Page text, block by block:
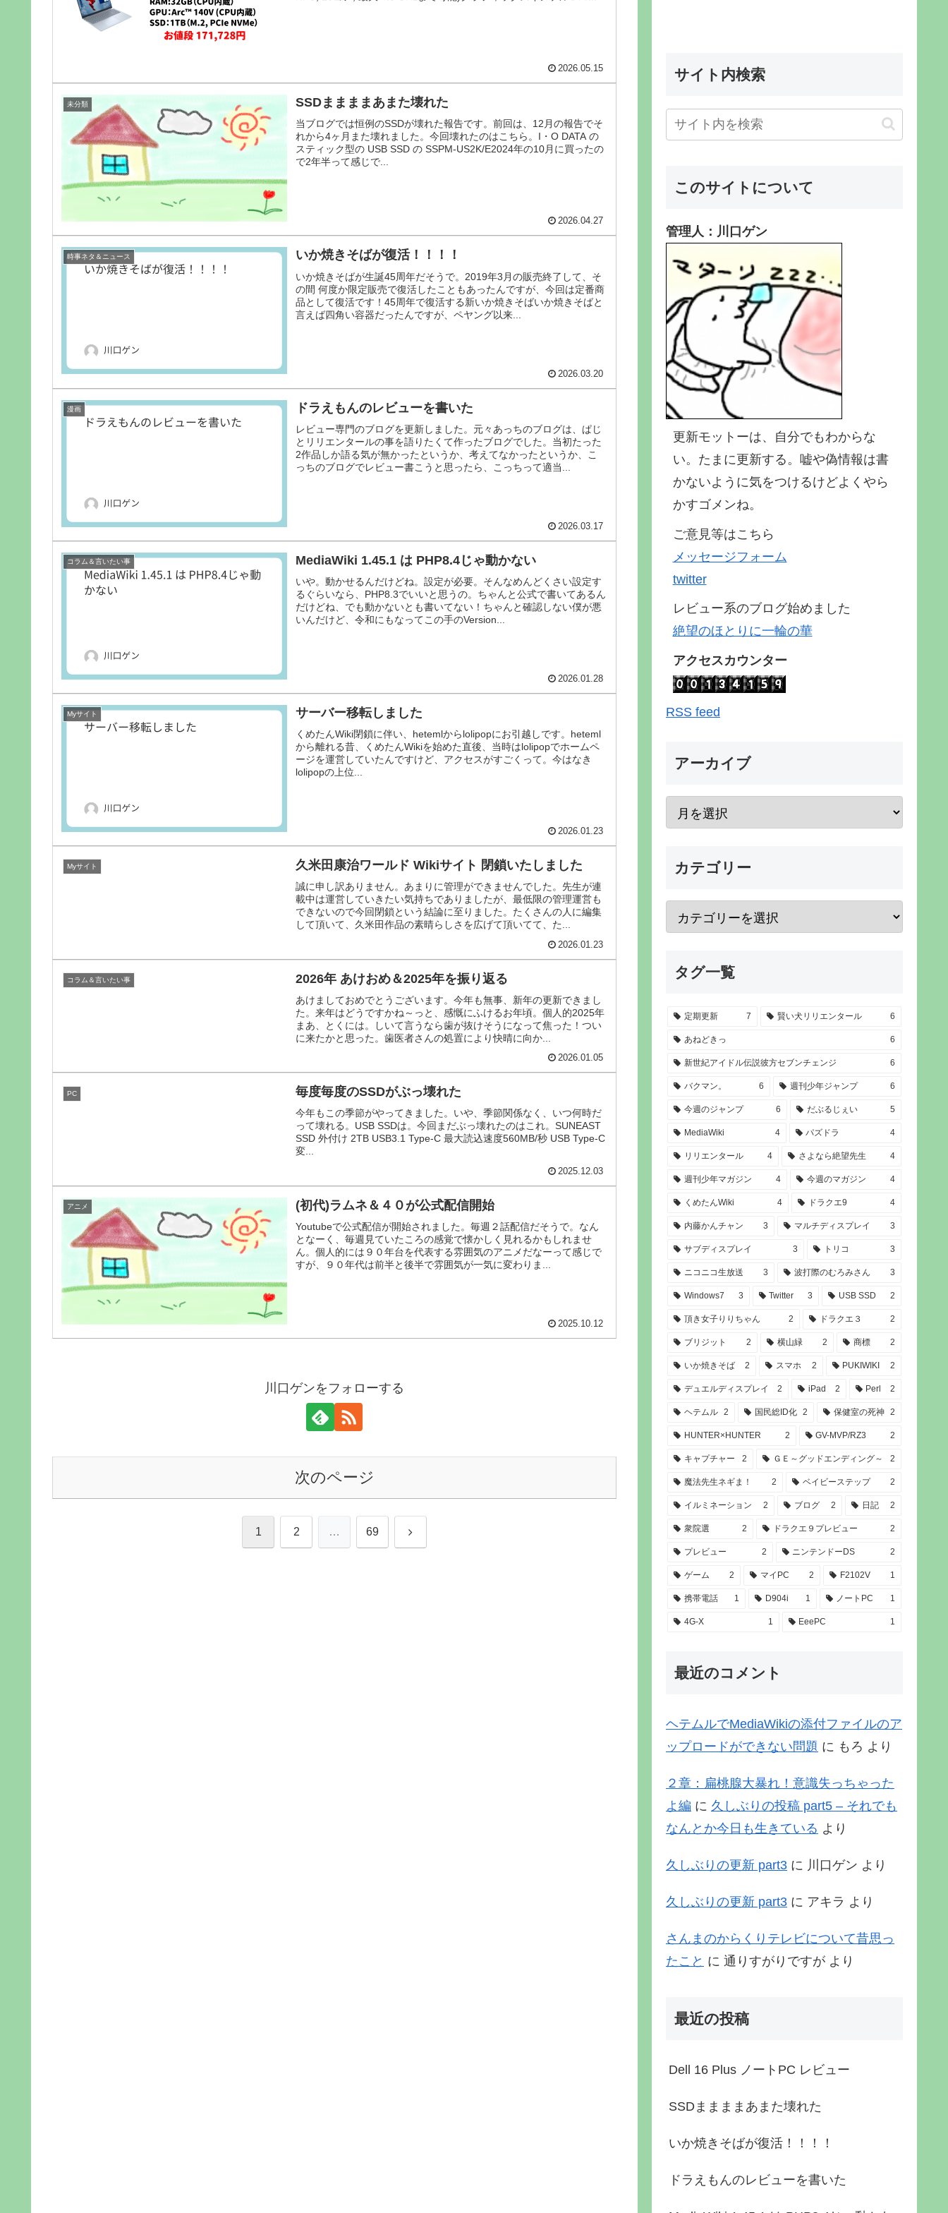
2026.05.15
未分類 SSDままままあまた壊れた
当ブログでは恒例のSSDが壊れた報告です。前回は、12月の報告でそ
れから4ヶ月また壊れました。今回壊れたのはこちら。I・O DATA の
スティック型の USB SSD の SSPM-US2K/E2024年の10月に買ったの
で2年半って感じで...
2026.04.27
時事ネタ＆ニュース いか焼きそばが復活！！！！
いか焼きそばが生誕45周年だそうで。2019年3月の販売終了して、そ
の間 何度か限定販売で復活したこともあったんですが、今回は定番商
品として復活です！45周年で復活する新いか焼きそばいか焼きそばと
言えば四角い容器だったんですが、ペヤング以来...
2026.03.20
漫画 ドラえもんのレビューを書いた
レビュー専門のブログを更新しました。元々あっちのブログは、ぱじ
とリリエンタールの事を語りたくて作ったブログでした。当初たった
2作品しか語る気が無かったというか、考えてなかったというか、こ
っちのブログでレビュー書こうと思ったら、こっちって適当...
2026.03.17
コラム＆言いたい事 MediaWiki 1.45.1 は PHP8.4じゃ動かない
いや。動かせるんだけどね。設定が必要。そんなめんどくさい設定す
るぐらいなら、PHP8.3でいいと思うの。ちゃんと公式で書いてあるん
だけどね、でも動かないとも書いてない！ちゃんと確認しない僕が悪
いんだけど、令和にもなってこの手のVersion...
2026.01.28
Myサイト サーバー移転しました
くめたんWiki閉鎖に伴い、hetemlからlolipopにお引越しです。heteml
から離れる昔、くめたんWikiを始めた直後、当時はlolipopでホームペ
ージを運営していたんですけど、アクセスがすごくって。今はなき
lolipopの上位...
2026.01.23
Myサイト 久米田康治ワールド Wikiサイト 閉鎖いたしました
誠に申し訳ありません。あまりに管理ができませんでした。先生が連
載中は運営していきたい気持ちでありましたが、最低限の管理運営も
できないので今回閉鎖という結論に至りました。たくさんの人に編集
して頂いて、久米田作品の素晴らしさを広げて頂いてて、た...
2026.01.23
コラム＆言いたい事 2026年 あけおめ＆2025年を振り返る
あけましておめでとうございます。今年も無事、新年の更新できまし
た。来年はどうですかね～っと、感慨にふけるお年頃。個人的2025年
まあ、とくには。しいて言うなら歯が抜けそうになって焦った！つい
に来たかと思った。歯医者さんの処置により快晴に向か...
2026.01.05
PC 毎度毎度のSSDがぶっ壊れた
今年もこの季節がやってきました。いや、季節関係なく、いつ何時だ
って壊れる。USB SSDは。今回まだぶっ壊れたのはこれ。SUNEAST
SSD 外付け 2TB USB3.1 Type-C 最大読込速度560MB/秒 USB Type-C
変...
2025.12.03
アニメ (初代)ラムネ＆４０が公式配信開始
Youtubeで公式配信が開始されました。毎週２話配信だそうで。なん
となーく、毎週見ていたころの感覚で懐かしく見れるかもしれませ
ん。個人的には９０年台を代表する雰囲気のアニメだなーって感じで
すが、９０年代は前半と後半で雰囲気が一気に変わりま...
2025.10.12
川口ゲンをフォローする
次のページ
1 2 … 69 次
サイト内検索
このサイトについて
管理人：川口ゲン
更新モットーは、自分でもわからな
い。たまに更新する。嘘や偽情報は書
かないように気をつけるけどよくやら
かすゴメンね。
ご意見等はこちら
メッセージフォーム
twitter
レビュー系のブログ始めました
絶望のほとりに一輪の華
アクセスカウンター
RSS feed
アーカイブ
カテゴリー
タグ一覧
定期更新 7 賢い犬リリエンタール 6
あねどきっ 6
新世紀アイドル伝説彼方セブンチェンジ 6
バクマン。 6 週刊少年ジャンプ 6
今週のジャンプ 6 だぶるじぇい 5
MediaWiki 4 パズドラ 4
リリエンタール 4 さよなら絶望先生 4
週刊少年マガジン 4 今週のマガジン 4
くめたんWiki 4 ドラクエ9 4
内藤かんチャン 3 マルチディスプレイ 3
サブディスプレイ 3 トリコ 3
ニコニコ生放送 3 波打際のむろみさん 3
Windows7 3 Twitter 3 USB SSD 2
頂き女子りりちゃん 2 ドラクエ３ 2
ブリジット 2 横山緑 2 商標 2
いか焼きそば 2 スマホ 2 PUKIWIKI 2
デュエルディスプレイ 2 iPad 2 Perl 2
ヘテムル 2 国民総ID化 2 保健室の死神 2
HUNTER×HUNTER 2 GV-MVP/RZ3 2
キャプチャー 2 ＧＥ～グッドエンディング～ 2
魔法先生ネギま！ 2 ベイビーステップ 2
イルミネーション 2 ブログ 2 日記 2
衆院選 2 ドラクエ９プレビュー 2
プレビュー 2 ニンテンドーDS 2
ゲーム 2 マイPC 2 F2102V 1
携帯電話 1 D904i 1 ノートPC 1
4G-X 1 EeePC 1
最近のコメント
ヘテムルでMediaWikiの添付ファイルのア
ップロードができない問題 に もろ より
２章：扁桃腺大暴れ！意識失っちゃった
よ編 に 久しぶりの投稿 part5 – それでも
なんとか今日も生きている より
久しぶりの更新 part3 に 川口ゲン より
久しぶりの更新 part3 に アキラ より
さんまのからくりテレビについて昔思っ
たこと に 通りすがりですが より
最近の投稿
Dell 16 Plus ノートPC レビュー
SSDままままあまた壊れた
いか焼きそばが復活！！！！
ドラえもんのレビューを書いた